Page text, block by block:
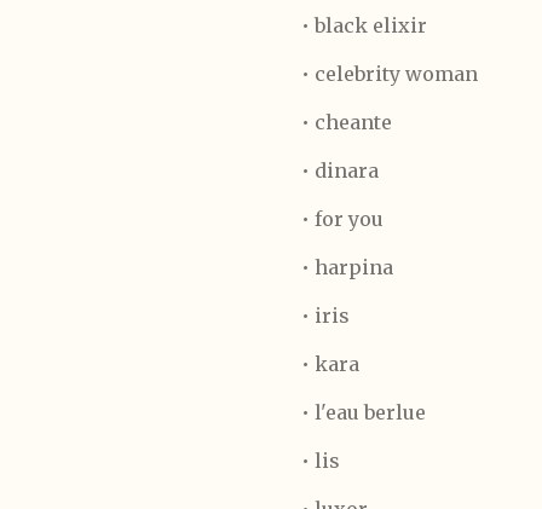
• black elixir
• celebrity woman
• cheante
• dinara
• for you
• harpina
• iris
• kara
• l'eau berlue
• lis